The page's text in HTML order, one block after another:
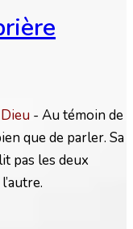
- Au témoin de
que de parler. Sa
pas les deux